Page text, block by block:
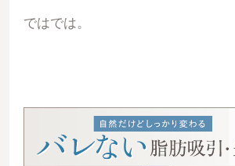
ではでは。